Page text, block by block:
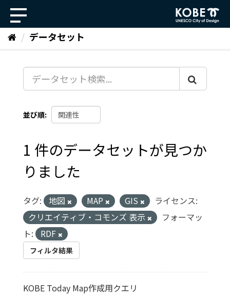
ッ
データセット
並び順
1 件のデータセットが見つか
りました
タグ: 地図 MAP GIS
ライセンス:
クリエイティブ・コモンズ 表示
フォーマッ
ト:
RDF
フィルタ結果
KOBE Today Map作成用クエリ